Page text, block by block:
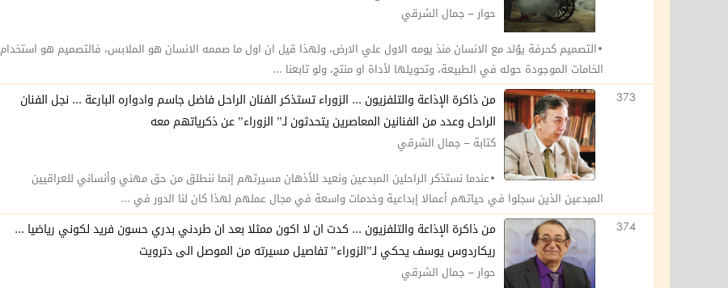
حوار – جمال الشرقي
•التصميم كحرفة يوُلد مع الانسان منذ يومه الاول علي الارض، ولهذا قيل ان اول ما صممه الانسان هو الملابس، فالتصميم هو استخدام
الخامات الموجودة حوله في الطبيعة، وتحويلها لأداة او منتج، ولو تابعنا ...
373
من ذاكرة الإذاعة والتلفزيون ... الزوراء تستذكر الفنان الراحل فاضل جاسم وادواره البارعة ... نجل الفنان
الراحل وعدد من الفنانين المعاصرين يتحدثون لـ” الزوراء” عن ذكرياتهم معه
كتابة – جمال الشرقي
•عندما نستذكر الراحلين المبدعين ونعيد للأذهان مسيرتهم إنما ننطلق من حق مهني وأنساني للعراقيين
المبدعين الذين سجلوا في حياتهم أعمالا إبداعية وخدمات واسعة في مجال عملهم لهذا كان لنا الدور في ...
374
من ذاكرة الإذاعة والتلفزيون ... كدت ان لا اكون ممثلا بعد ان طردني بدري حسون فريد لكوني رياضيا ...
ريكاردوس يوسف يحكي لـ”الزوراء” تفاصيل مسيرته من الموصل الى دترويت
حوار – جمال الشرقي